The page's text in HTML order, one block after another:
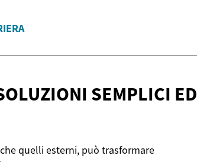
SEMPLICI ED
quelli esterni, può trasformare